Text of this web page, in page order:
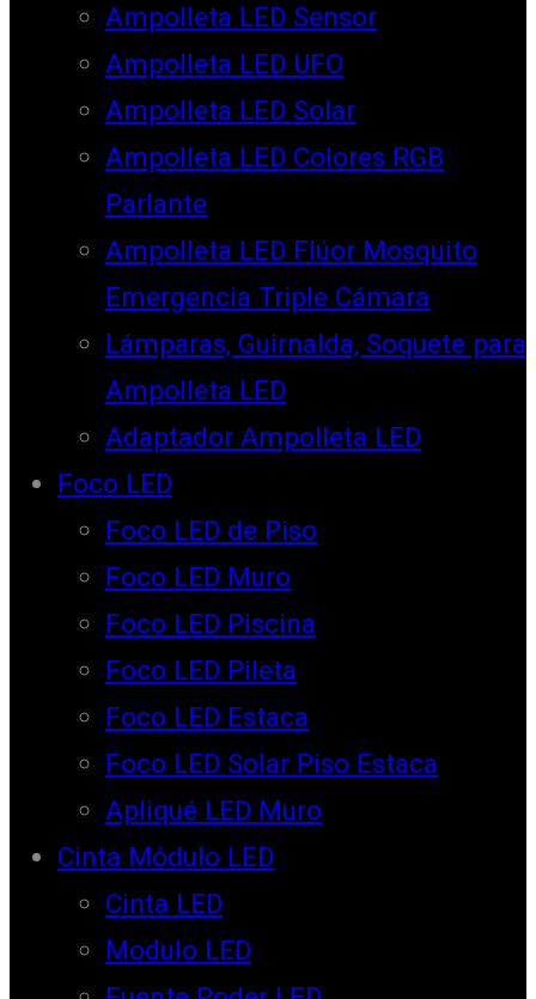
Ampolleta LED Sensor
Ampolleta LED UFO
Ampolleta LED Solar
Ampolleta LED Colores RGB
Parlante
Ampolleta LED Flúor Mosquito
Emergencia Triple Cámara
Lámparas, Guirnalda, Soquete para
Ampolleta LED
Adaptador Ampolleta LED
Foco LED
Foco LED de Piso
Foco LED Muro
Foco LED Piscina
Foco LED Pileta
Foco LED Estaca
Foco LED Solar Piso Estaca
Apliqué LED Muro
Cinta Módulo LED
Cinta LED
Modulo LED